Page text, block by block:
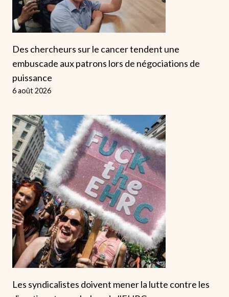
Des chercheurs sur le cancer tendent une
embuscade aux patrons lors de négociations de
puissance
6 août 2026
Les syndicalistes doivent mener la lutte contre les